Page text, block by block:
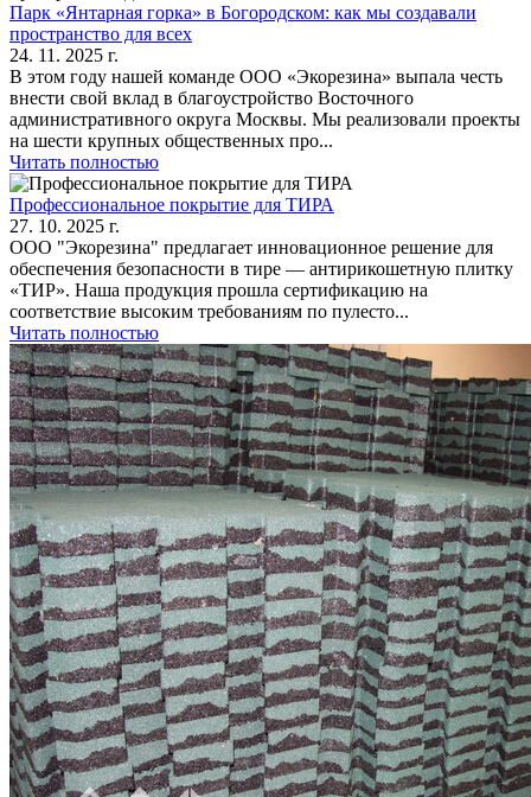
Парк «Янтарная горка» в Богородском: как мы создавали
пространство для всех
24. 11. 2025 г.
В этом году нашей команде ООО «Экорезина» выпала честь
внести свой вклад в благоустройство Восточного
административного округа Москвы. Мы реализовали проекты
на шести крупных общественных про...
Читать полностью
Профессиональное покрытие для ТИРА
27. 10. 2025 г.
ООО "Экорезина" предлагает инновационное решение для
обеспечения безопасности в тире — антирикошетную плитку
«ТИР». Наша продукция прошла сертификацию на
соответствие высоким требованиям по пулесто...
Читать полностью